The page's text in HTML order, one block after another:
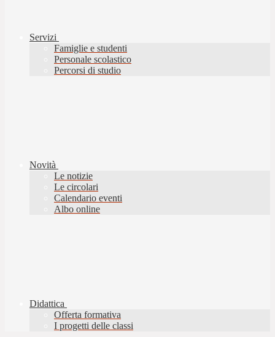
Servizi
Famiglie e studenti
Personale scolastico
Percorsi di studio
Novità
Le notizie
Le circolari
Calendario eventi
Albo online
Didattica
Offerta formativa
I progetti delle classi